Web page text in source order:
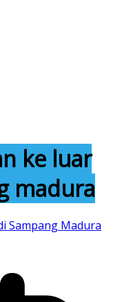
ke luar
madura